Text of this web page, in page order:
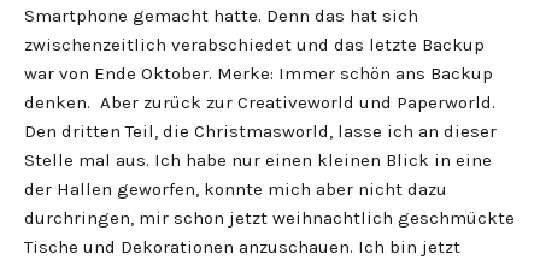
Smartphone gemacht hatte. Denn das hat sich
zwischenzeitlich verabschiedet und das letzte Backup
war von Ende Oktober. Merke: Immer schön ans Backup
denken. Aber zurück zur Creativeworld und Paperworld.
Den dritten Teil, die Christmasworld, lasse ich an dieser
Stelle mal aus. Ich habe nur einen kleinen Blick in eine
der Hallen geworfen, konnte mich aber nicht dazu
durchringen, mir schon jetzt weihnachtlich geschmückte
Tische und Dekorationen anzuschauen. Ich bin jetzt